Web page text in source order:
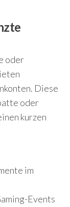
oder
Diese
oder
kurzen
im
Events